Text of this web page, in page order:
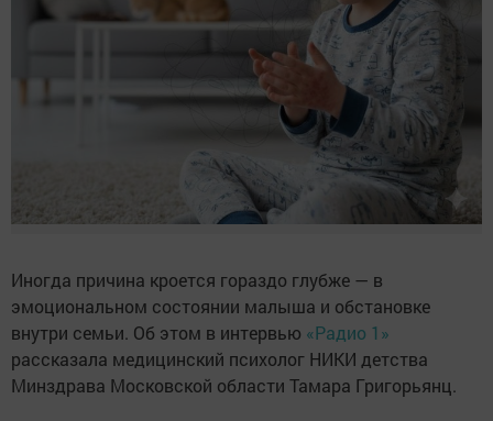
Иногда причина кроется гораздо глубже — в
эмоциональном состоянии малыша и обстановке
внутри семьи. Об этом в интервью «Радио 1»
рассказала медицинский психолог НИКИ детства
Минздрава Московской области Тамара Григорьянц.